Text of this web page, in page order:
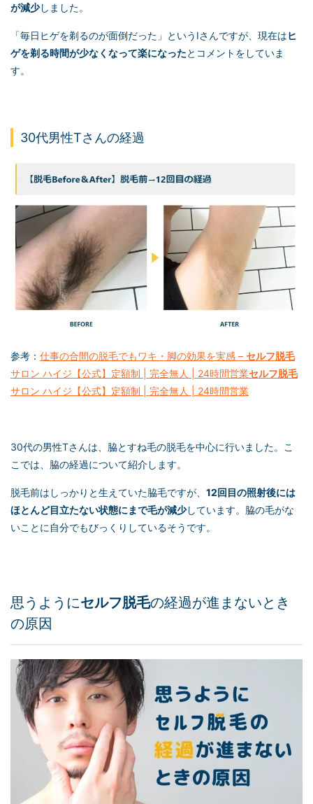
が減少しました。
「毎日ヒゲを剃るのが面倒だった」というIさんですが、現在はヒ
ゲを剃る時間が少なくなって楽になったとコメントをしていま
す。
30代男性Tさんの経過
参考： 仕事の合間の脱毛でもワキ・脚の効果を実感 – セルフ脱毛
サロン ハイジ【公式】定額制 | 完全無人 | 24時間営業セルフ脱毛
サロン ハイジ【公式】定額制 | 完全無人 | 24時間営業
30代の男性Tさんは、脇とすね毛の脱毛を中心に行いました。こ
こでは、脇の経過について紹介します。
脱毛前はしっかりと生えていた脇毛ですが、 12回目の照射後には
ほとんど目立たない状態にまで毛が減少しています。脇の毛がな
いことに自分でもびっくりしているそうです。
思うようにセルフ脱毛の経過が進まないとき
の原因